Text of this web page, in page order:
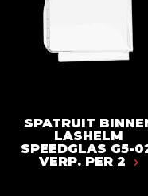
SPATRUIT
LASHELM
SPEEDGLAS G5-
VERP. PER 2